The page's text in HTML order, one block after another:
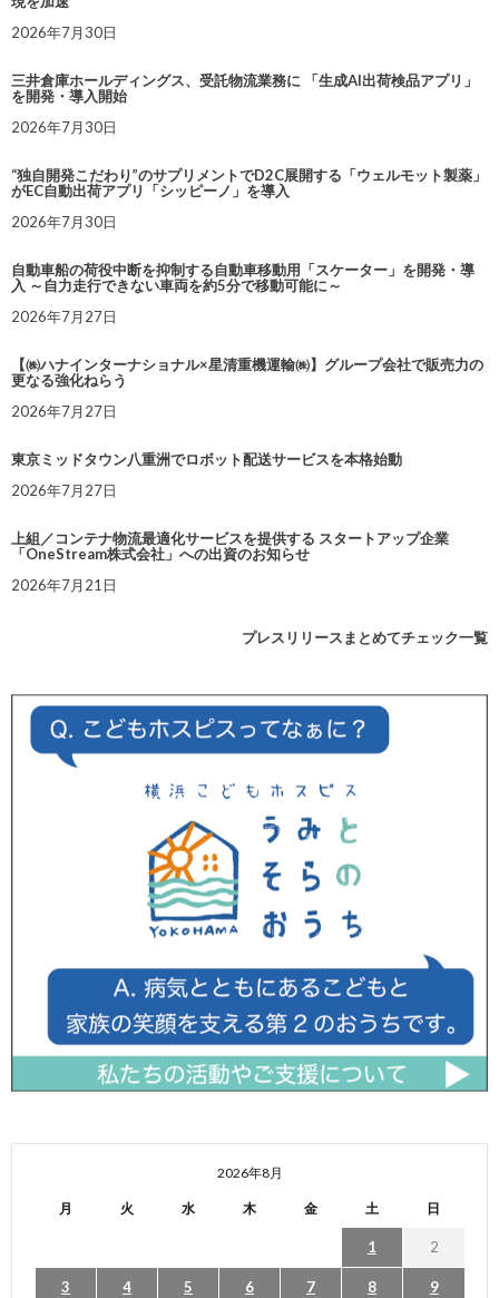
2026年7月30日
三井倉庫ホールディングス、受託物流業務に 「生成AI出荷検品アプリ」
を開発・導入開始
2026年7月30日
“独自開発こだわり”のサプリメントでD2C展開する「ウェルモット製薬」
がEC自動出荷アプリ「シッピーノ」を導入
2026年7月30日
自動車船の荷役中断を抑制する自動車移動用「スケーター」を開発・導
入 ～自力走行できない車両を約5分で移動可能に～
2026年7月27日
【㈱ハナインターナショナル×星清重機運輸㈱】グループ会社で販売力の
更なる強化ねらう
2026年7月27日
東京ミッドタウン八重洲でロボット配送サービスを本格始動
2026年7月27日
上組／コンテナ物流最適化サービスを提供する スタートアップ企業
「OneStream株式会社」への出資のお知らせ
2026年7月21日
プレスリリースまとめてチェック一覧
2026年8月
月 火 水 木 金 土 日
1 2
3 4 5 6 7 8 9